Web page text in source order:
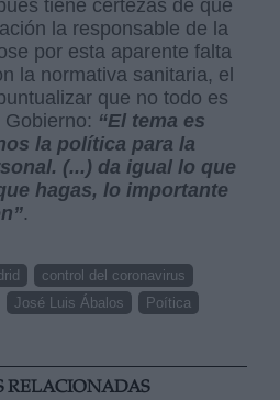
tiene certezas de que
la responsable de la
por esta aparente falta
la normativa sanitaria, el
que no todo es
“El tema es
la política para la
(...) da igual lo que
hagas, lo importante
.
control del coronavirus
José Luis Ábalos
Poítica
RELACIONADAS